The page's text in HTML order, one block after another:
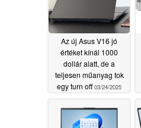
Az új Asus V16 jó
értéket kínál 1000
dollár alatt, de a
teljesen műanyag tok
egy turn off03/24/2025